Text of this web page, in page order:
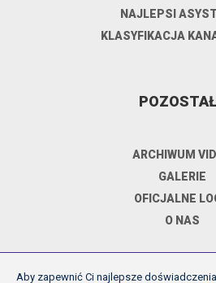
NAJLEPSI
KLASYFIKACJA
ARCHIWUM
GALERIE
OFICJALNE
O NAS
Aby zapewnić Ci najlepsze